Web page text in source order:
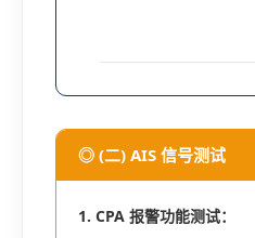
◎ (二) AIS 信号测试
1. CPA 报警功能测试：